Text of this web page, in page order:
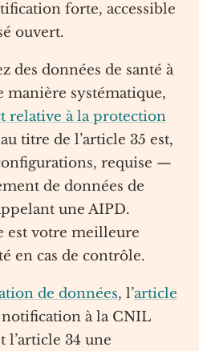
forte, accessible
ouvert.
des données de santé à
manière systématique,
relative à la protection
au titre de l’article 35 est,
requise —
de données de
une AIPD.
est votre meilleure
en cas de contrôle.
de données, l’article
à la CNIL
l’article 34 une